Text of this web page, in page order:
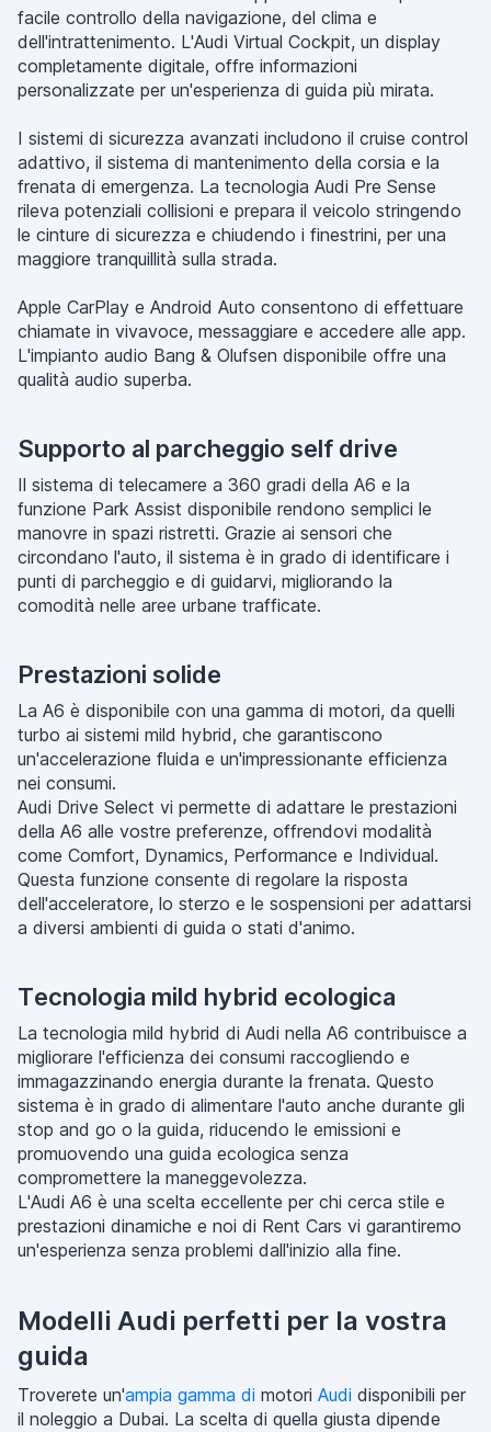
facile controllo della navigazione, del clima e
dell'intrattenimento. L'Audi Virtual Cockpit, un display
completamente digitale, offre informazioni
personalizzate per un'esperienza di guida più mirata.
I sistemi di sicurezza avanzati includono il cruise control
adattivo, il sistema di mantenimento della corsia e la
frenata di emergenza. La tecnologia Audi Pre Sense
rileva potenziali collisioni e prepara il veicolo stringendo
le cinture di sicurezza e chiudendo i finestrini, per una
maggiore tranquillità sulla strada.
Apple CarPlay e Android Auto consentono di effettuare
chiamate in vivavoce, messaggiare e accedere alle app.
L'impianto audio Bang & Olufsen disponibile offre una
qualità audio superba.
Supporto al parcheggio self drive
Il sistema di telecamere a 360 gradi della A6 e la
funzione Park Assist disponibile rendono semplici le
manovre in spazi ristretti. Grazie ai sensori che
circondano l'auto, il sistema è in grado di identificare i
punti di parcheggio e di guidarvi, migliorando la
comodità nelle aree urbane trafficate.
Prestazioni solide
La A6 è disponibile con una gamma di motori, da quelli
turbo ai sistemi mild hybrid, che garantiscono
un'accelerazione fluida e un'impressionante efficienza
nei consumi.
Audi Drive Select vi permette di adattare le prestazioni
della A6 alle vostre preferenze, offrendovi modalità
come Comfort, Dynamics, Performance e Individual.
Questa funzione consente di regolare la risposta
dell'acceleratore, lo sterzo e le sospensioni per adattarsi
a diversi ambienti di guida o stati d'animo.
Tecnologia mild hybrid ecologica
La tecnologia mild hybrid di Audi nella A6 contribuisce a
migliorare l'efficienza dei consumi raccogliendo e
immagazzinando energia durante la frenata. Questo
sistema è in grado di alimentare l'auto anche durante gli
stop and go o la guida, riducendo le emissioni e
promuovendo una guida ecologica senza
compromettere la maneggevolezza.
L'Audi A6 è una scelta eccellente per chi cerca stile e
prestazioni dinamiche e noi di Rent Cars vi garantiremo
un'esperienza senza problemi dall'inizio alla fine.
Modelli Audi perfetti per la vostra
guida
Troverete un'ampia gamma di motori Audi disponibili per
il noleggio a Dubai. La scelta di quella giusta dipende